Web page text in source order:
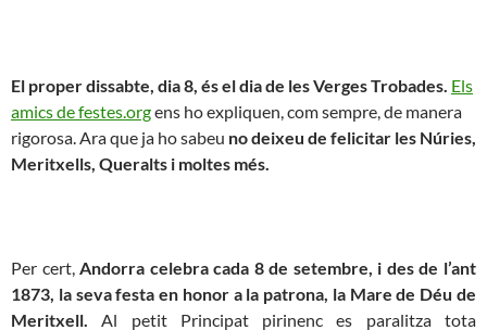
El proper dissabte, dia 8, és el dia de les Verges Trobades. Els
amics de festes.orgens ho expliquen, com sempre, de manera
rigorosa. Ara que ja ho sabeu no deixeu de felicitar les Núries,
Meritxells, Queralts i moltes més.
Per cert,Andorra celebra cada 8 de setembre, i des de l’ant
1873, la seva festa en honor a la patrona, la Mare de Déu de
Meritxell. Al petit Principat pirinenc es paralitza tota